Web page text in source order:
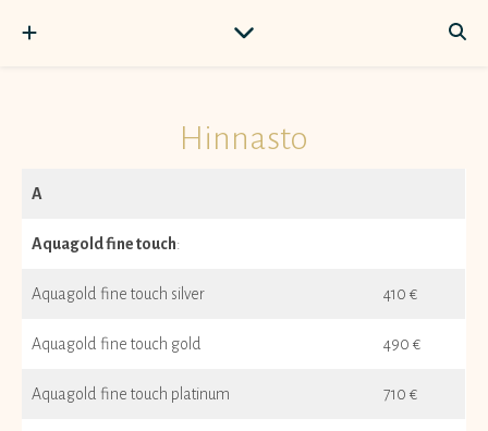
Hinnasto
A
Aquagold fine touch:
Aquagold fine touch silver 410 €
Aquagold fine touch gold 490 €
Aquagold fine touch platinum 710 €